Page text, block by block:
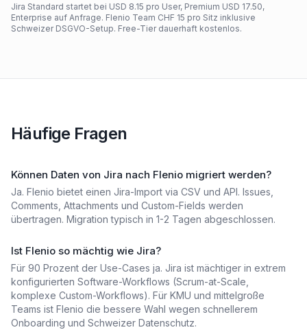
Jira Standard startet bei USD 8.15 pro User, Premium USD 17.50,
Enterprise auf Anfrage. Flenio Team CHF 15 pro Sitz inklusive
Schweizer DSGVO-Setup. Free-Tier dauerhaft kostenlos.
Häufige Fragen
Können Daten von Jira nach Flenio migriert werden?
Ja. Flenio bietet einen Jira-Import via CSV und API. Issues,
Comments, Attachments und Custom-Fields werden
übertragen. Migration typisch in 1-2 Tagen abgeschlossen.
Ist Flenio so mächtig wie Jira?
Für 90 Prozent der Use-Cases ja. Jira ist mächtiger in extrem
konfigurierten Software-Workflows (Scrum-at-Scale,
komplexe Custom-Workflows). Für KMU und mittelgroße
Teams ist Flenio die bessere Wahl wegen schnellerem
Onboarding und Schweizer Datenschutz.